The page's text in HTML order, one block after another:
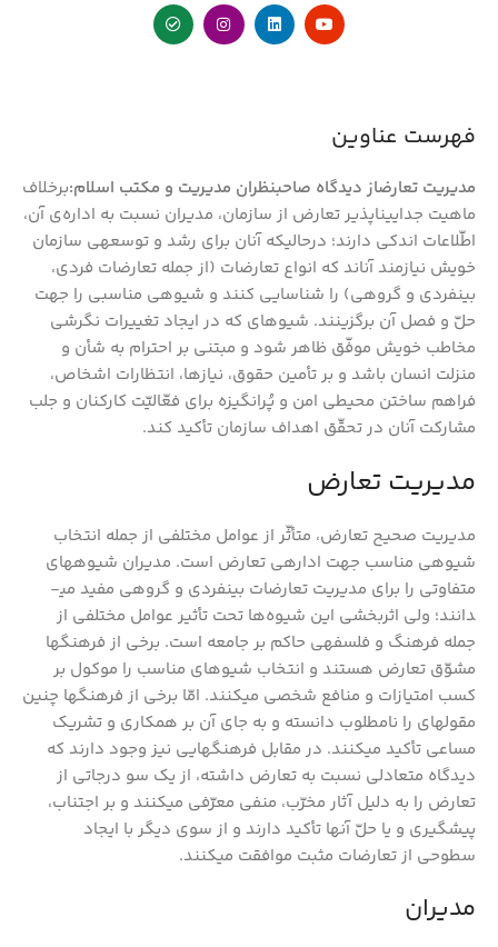
فهرست عناوین
مدیریت تعارضاز دیدگاه صاحب­نظران مدیریت و مکتب اسلام:برخلاف
ماهیت جدایی­ناپذیر تعارض از سازمان، مدیران نسبت به اداره‌ی آن،
اطّلاعات اندکی دارند؛ درحالی­که آنان برای رشد و توسعه‏ی سازمان
خویش نیازمند آن‏اند که انواع تعارضات (از جمله تعارضات فردی،
بین­فردی و گروهی) را شناسایی کنند و شیوه­ی مناسبی را جهت
حلّ ­و فصل آن برگزینند. شیوه­ای که در ایجاد تغییرات نگرشی
مخاطب خویش موفّق ظاهر شود و مبتنی بر احترام به شأن و
منزلت انسان باشد و بر تأمین حقوق، نیازها، انتظارات اشخاص،
فراهم ساختن محیطی امن و پُرانگیزه برای فعّالیّت کارکنان و جلب
مشارکت آنان در تحقّق اهداف سازمان تأکید کند.
مدیریت تعارض
مدیریت صحیح تعارض، متأثّر از عوامل مختلفی از جمله انتخاب
شیوه­ی مناسب جهت اداره­ی تعارض است. مدیران شیوه­های
متفاوتی را برای مدیریت تعارضات بین­فردی و گروهی مفید می­
دانند؛ ولی اثربخشی این شیوه‌ها تحت تأثیر عوامل مختلفی از
جمله فرهنگ و فلسفه­ی حاکم بر جامعه است. برخی از فرهنگ­ها
مشوّق تعارض هستند و انتخاب شیوه­ای مناسب را موکول بر
کسب امتیازات و منافع شخصی می­کنند. امّا برخی از فرهنگ­ها چنین
مقوله­ای را نامطلوب دانسته و به جای آن بر هم­کاری و تشریک
مساعی تأکید می­کنند. در مقابل فرهنگ­هایی نیز وجود دارند که
دیدگاه متعادلی نسبت به تعارض داشته، از یک سو درجاتی از
تعارض را به دلیل آثار مخرّب، منفی معرّفی می­کنند و بر اجتناب،
پیشگیری و یا حلّ آن­ها تأکید دارند و از سوی دیگر با ایجاد
سطوحی از تعارضات مثبت موافقت می­کنند.
مدیران